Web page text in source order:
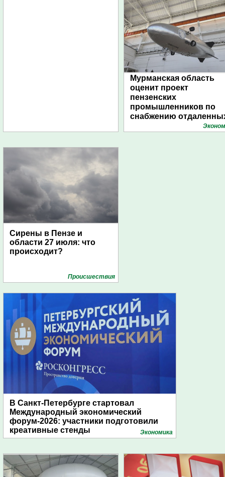
Мурманская область
оценит проект
пензенских
промышленников по
снабжению
поселений с помощью
Сирены в Пензе и
области 27 июля: что
происходит?
Проиcшествия
В Санкт-Петербурге стартовал
Международный экономический
форум-2026: участники подготовили
креативные стенды
Экономика